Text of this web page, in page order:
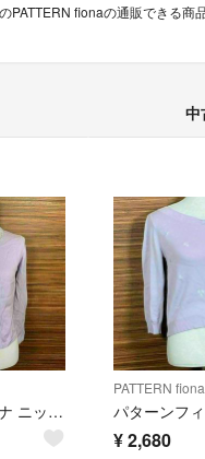
fionaの通販できる
中
パターンフィオナ ニット Mサイズ 紫 パープル 無地 長袖 パール 真珠
PATTERN fiona
¥2,680